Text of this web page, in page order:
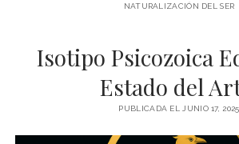
NATURALIZACIÓN DEL SER
Isotipo Psicozoica
Estado del
PUBLICADA EL JUNIO 17, 2025